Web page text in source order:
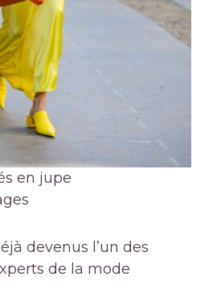
en jupe
devenus l’un des
de la mode